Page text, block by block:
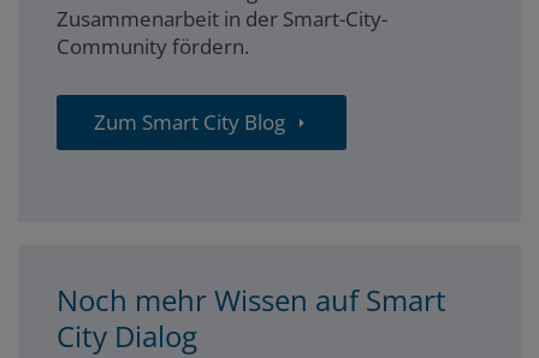
Zusammenarbeit in der Smart-City-
Community fördern.
Zum Smart City Blog
Noch mehr Wissen auf Smart
City Dialog